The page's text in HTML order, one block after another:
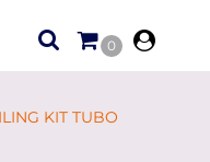
0
KIT TUBO